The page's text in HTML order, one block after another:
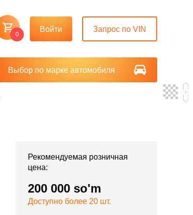
0
Войти Запрос по VIN
Выбор по марке автомобиля
Рекомендуемая розничная
цена:
200 000 so'm
Доступно более 20 шт.